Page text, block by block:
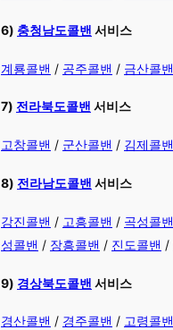
6) 충청남도콜밴 서비스
계룡콜밴 / 공주콜밴 / 금산콜밴
7) 전라북도콜밴 서비스
고창콜밴 / 군산콜밴 / 김제콜밴
8) 전라남도콜밴 서비스
강진콜밴 / 고흥콜밴 / 곡성콜밴
성콜밴 / 장흥콜밴 / 진도콜밴 /
9) 경상북도콜밴 서비스
경산콜밴 / 경주콜밴 / 고령콜밴